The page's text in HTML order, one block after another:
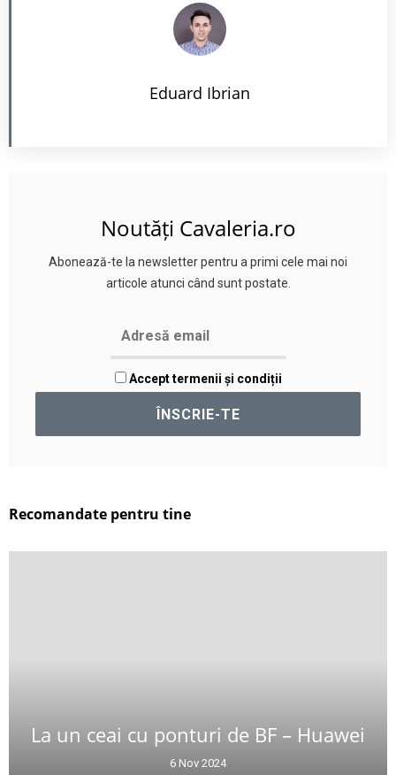
Eduard Ibrian
Noutăți Cavaleria.ro
Abonează-te la newsletter pentru a primi cele mai noi
articole atunci când sunt postate.
Accept termenii și condiții
Recomandate pentru tine
La un ceai cu ponturi de BF – Huawei
6 Nov 2024